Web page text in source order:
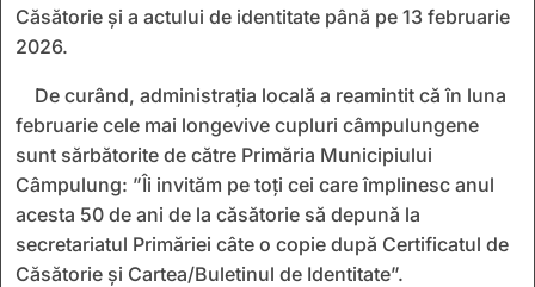
Căsătorie și a actului de identitate până pe 13 februarie
2026.
De curând, administrația locală a reamintit că în luna
februarie cele mai longevive cupluri câmpulungene
sunt sărbătorite de către Primăria Municipiului
Câmpulung: ”Îi invităm pe toți cei care împlinesc anul
acesta 50 de ani de la căsătorie să depună la
secretariatul Primăriei câte o copie după Certificatul de
Căsătorie şi Cartea/Buletinul de Identitate”.